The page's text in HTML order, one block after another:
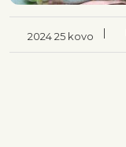
2024 25 kovo |